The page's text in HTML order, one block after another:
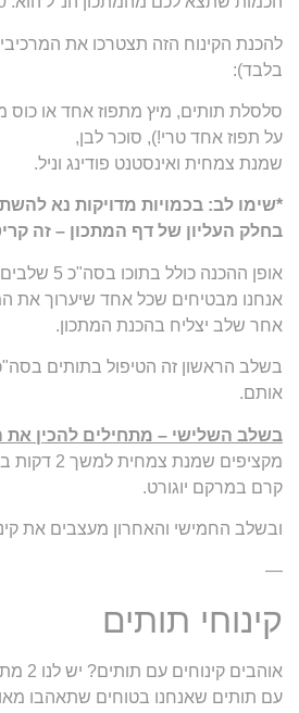
בלבד):
סלסלת תותים, מיץ מתפוז אחד או כוס
על תפוז אחד טרי!), סוכר לבן,
שמנת צמחית ואינסטנט פודינג וניל.
*שימו לב: בכמויות מדויקות נא
בחלק העליון של דף המתכון – זה
אופן ההכנה כולל בתוכו בסה"כ 5 שלבים בלבד.
אנחנו מבטיחים שכל אחד שיערוך את
אחר שלב יצליח בהכנת המתכון.
בשלב הראשון זה הטיפול בתותים
אותם.
בשלב השלישי – מתחילים להכין
מקציפים
קרם במרקם יוגורט.
ובשלב החמישי והאחרון מעצבים את
—
קינוחי תותים
עם תותים שאנחנו בטוחים שתאהבו